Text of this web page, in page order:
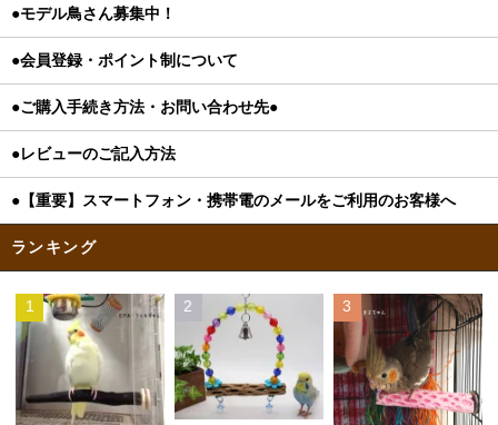
●モデル鳥さん募集中！
●会員登録・ポイント制について
●ご購入手続き方法・お問い合わせ先●
●レビューのご記入方法
●【重要】スマートフォン・携帯電のメールをご利用のお客様へ
ランキング
1 2 3